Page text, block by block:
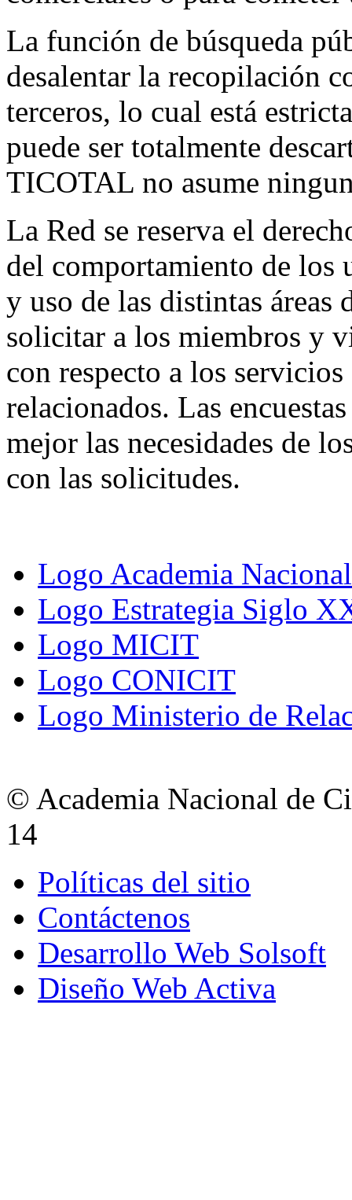
La función de búsqueda
desalentar la recopilación
terceros, lo cual está
puede ser totalmente
TICOTAL no asume
La Red se reserva el
del comportamiento de los
y uso de las distintas áreas
solicitar a los miembros y
con respecto a los
relacionados. Las
mejor las necesidades de
con las solicitudes.
Logo Academia
Logo Estrategia Siglo
Logo MICIT
Logo CONICIT
Logo Ministerio de
© Academia Nacional de
14
Políticas del sitio
Contáctenos
Desarrollo Web Solsoft
Diseño Web Activa